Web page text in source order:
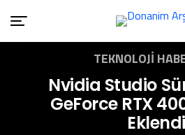
TEKNOLOJI
Nvidia Studio
GeForce RTX
Eklendi